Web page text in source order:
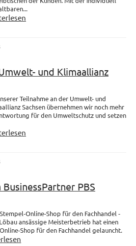
und Klimaallianz
Teilnahme an der Umwelt- und
Sachsen übernehmen wir noch mehr
für den Umweltschutz und setzen
PBS
Online-Shop für den Fachhandel -
ansässige Meisterbetrieb hat einen
Shop für den Fachhandel gelauncht.